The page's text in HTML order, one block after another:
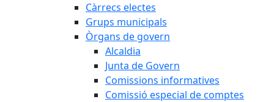
Càrrecs electes
Grups municipals
Òrgans de govern
Alcaldia
Junta de Govern
Comissions informatives
Comissió especial de comptes